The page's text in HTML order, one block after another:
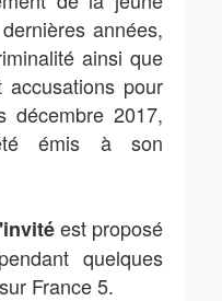
années,
ainsi que
pour
décembre 2017,
émis à son
est proposé
quelques
France 5.